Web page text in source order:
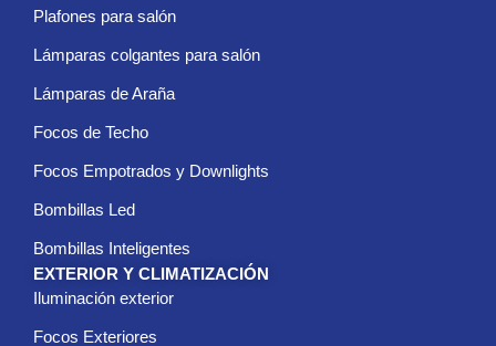
óPlafones para salón
Lámparas colgantes para salón
Lámparas de Araña
Focos de Techo
Focos Empotrados y Downlights
Bombillas Led
Bombillas Inteligentes
EXTERIOR Y CLIMATIZACIÓN
Iluminación exterior
Focos Exteriores